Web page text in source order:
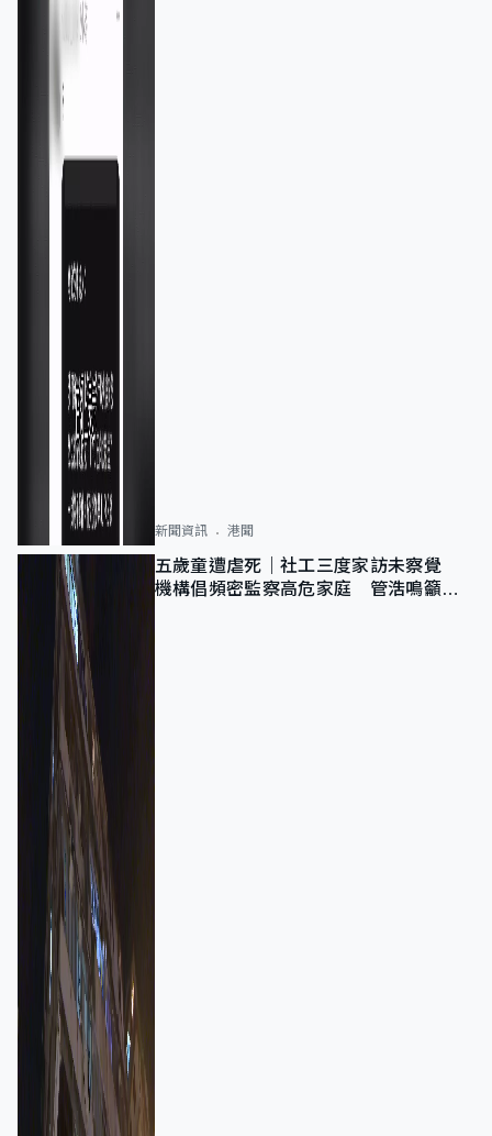
新聞資訊 港聞
五歲童遭虐死｜社工三度家訪未察覺
機構倡頻密監察高危家庭 管浩鳴籲加